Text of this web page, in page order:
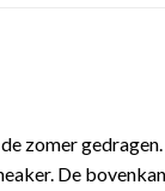
zomer
De